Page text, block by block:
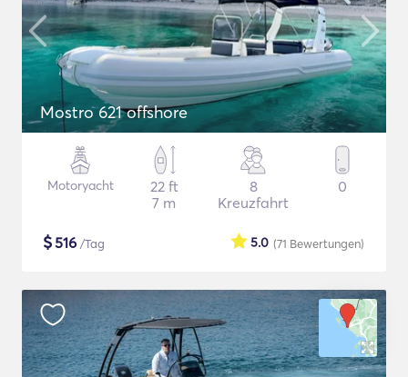
Mostro 621 offshore
Motoryacht
22 ft
7 m
8
Kreuzfahrt
0
$516 /Tag (71 Bewertungen)
5.0